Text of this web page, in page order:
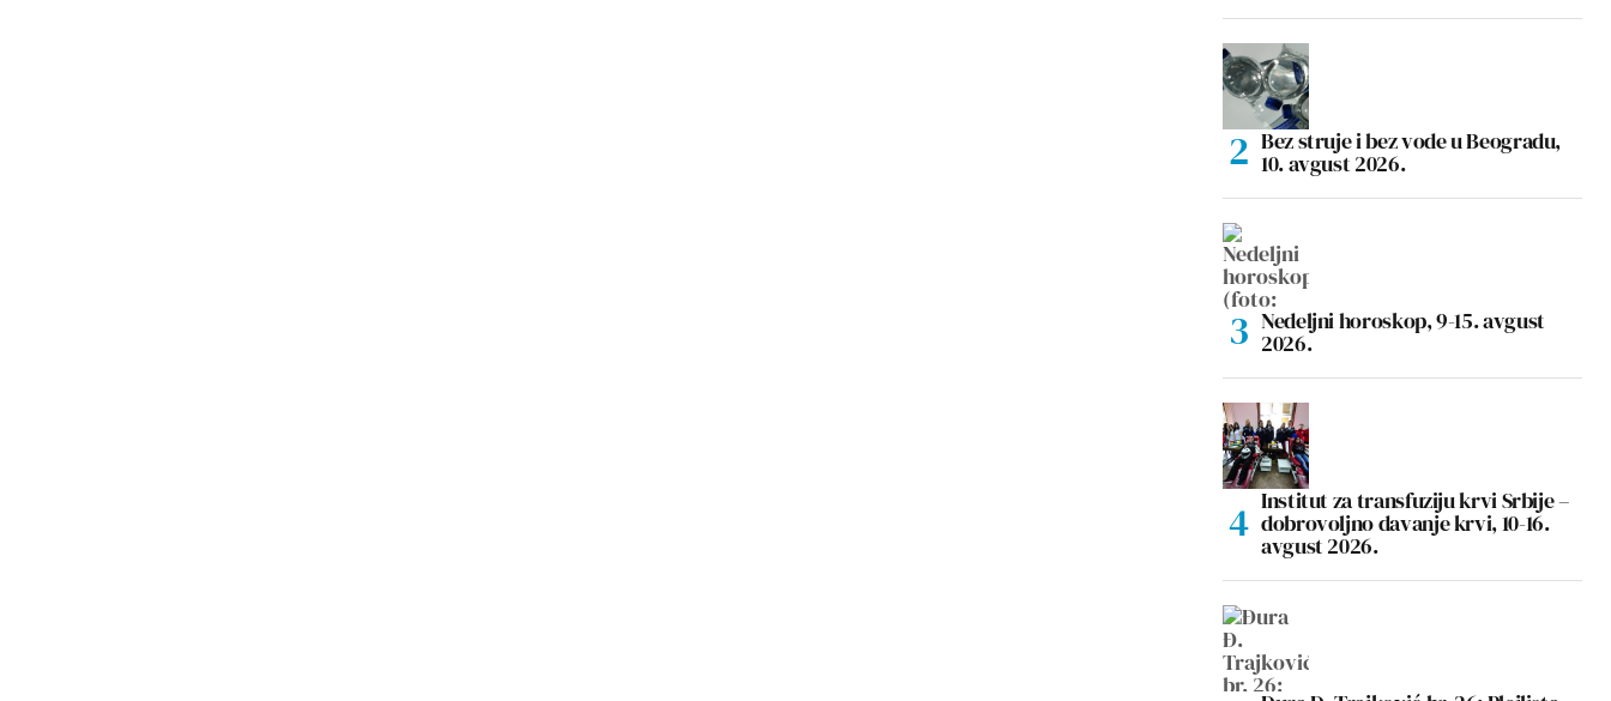
Bez struje i bez vode u Beogradu,
10. avgust 2026.
Nedeljni horoskop, 9-15. avgust
2026.
Institut za transfuziju krvi Srbije –
dobrovoljno davanje krvi, 10-16.
avgust 2026.